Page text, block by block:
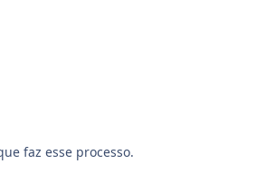
faz esse processo.